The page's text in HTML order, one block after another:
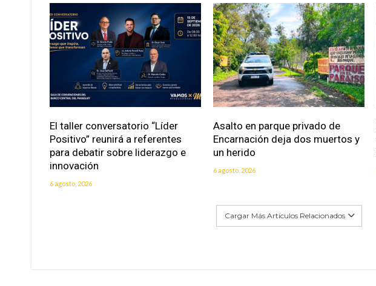
El taller conversatorio “Líder
Positivo” reunirá a referentes
para debatir sobre liderazgo e
innovación
6 agosto, 2026
Asalto en parque privado de
Encarnación deja dos muertos y
un herido
6 agosto, 2026
Cargar Más Artículos Relacionados